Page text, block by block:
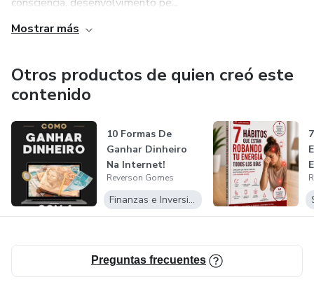
Mostrar más
Otros productos de quien creó este
contenido
10 Formas De
Ganhar Dinheiro
Na Internet!
Reverson Gomes
Finanzas e Inversiones
Preguntas frecuentes